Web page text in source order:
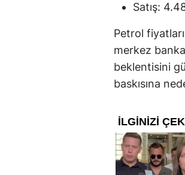
Satış:
Petrol
merkez
beklentisini
baskısına